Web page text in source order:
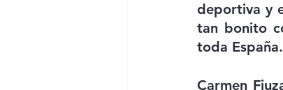
deportiva y
tan bonito
toda España.
Carmen